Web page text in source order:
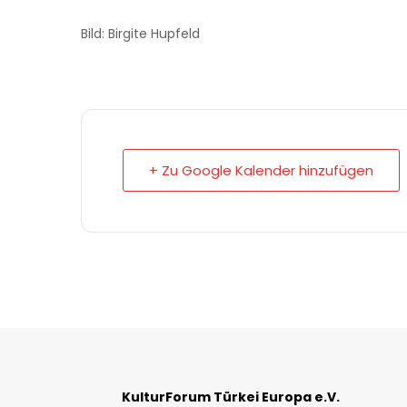
Bild: Birgite Hupfeld
+ Zu Google Kalender hinzufügen
KulturForum Türkei Europa e.V.